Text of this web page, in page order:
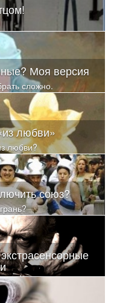
Моя версия
сложно.
любви»
любви?
союз?
который обещал